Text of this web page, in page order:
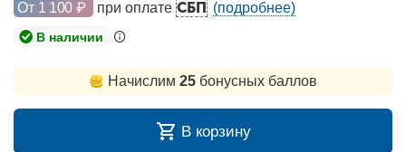
От 1 100 ₽ при оплате СБП (подробнее)
В наличии
Начислим 25бонусных баллов
В корзину